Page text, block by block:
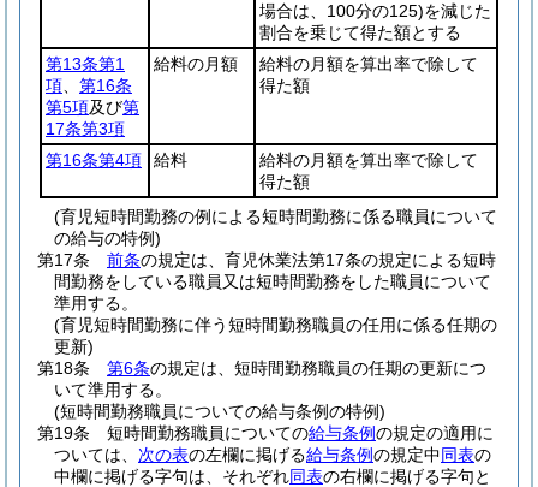
場合は、100分の125)を減じた
割合を乗じて得た額とする
第13条第1
項
第16条
第5項及び第
17条第3項
給料の月額
給料の月額を算出率で除して
得た額
第16条第4項 給料
給料の月額を算出率で除して
得た額
(育児短時間勤務の例による短時間勤務に係る職員について
の給与の特例)
第17条
前条の規定は、育児休業法第17条の規定による短時
間勤務をしている職員又は短時間勤務をした職員について
準用する。
(育児短時間勤務に伴う短時間勤務職員の任用に係る任期の
更新)
第18条
第6条の規定は、短時間勤務職員の任期の更新につ
いて準用する。
(短時間勤務職員についての給与条例の特例)
第19条
短時間勤務職員についての給与条例の規定の適用に
ついては、 次の表の左欄に掲げる給与条例の規定中同表の
中欄に掲げる字句は、それぞれ同表の右欄に掲げる字句と